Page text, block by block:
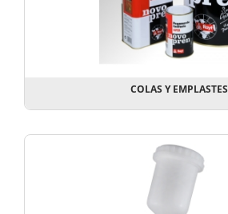
COLAS Y EMPLASTES